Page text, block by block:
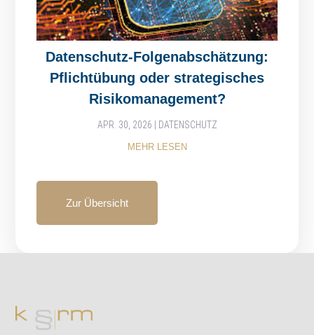
Datenschutz-Folgenabschätzung:
Pflichtübung oder strategisches
Risikomanagement?
APR. 30, 2026 DATENSCHUTZ
MEHR LESEN
Zur Übersicht